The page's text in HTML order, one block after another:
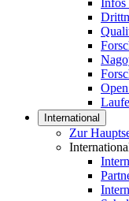
Infos
International
Zur